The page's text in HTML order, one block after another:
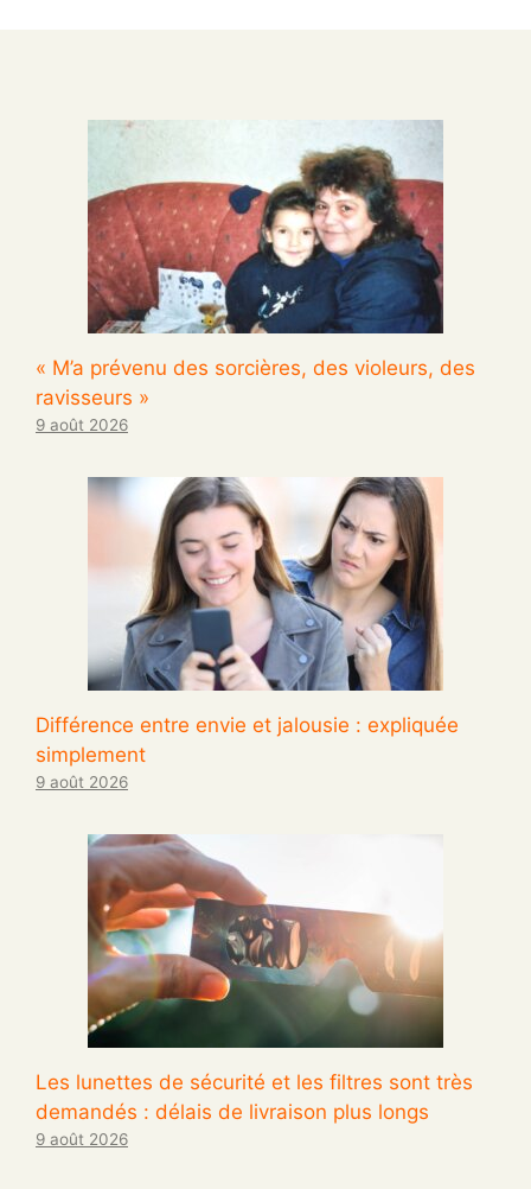
« M’a prévenu des sorcières, des violeurs, des
ravisseurs »
9 août 2026
Différence entre envie et jalousie : expliquée
simplement
9 août 2026
Les lunettes de sécurité et les filtres sont très
demandés : délais de livraison plus longs
9 août 2026